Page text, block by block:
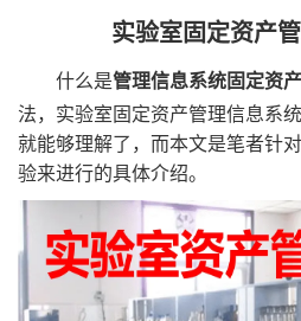
实验室固定资产
什么是管理信息系统固定资
法，实验室固定资产管理信息系
就能够理解了，而本文是笔者针
验来进行的具体介绍。